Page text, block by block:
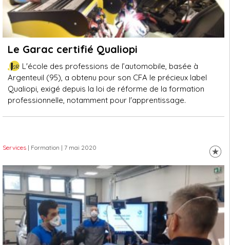
Le Garac certifié Qualiopi
L'école des professions de l’automobile, basée à
Argenteuil (95), a obtenu pour son CFA le précieux label
Qualiopi, exigé depuis la loi de réforme de la formation
professionnelle, notamment pour l'apprentissage.
Services | Formation | 7 mai 2020